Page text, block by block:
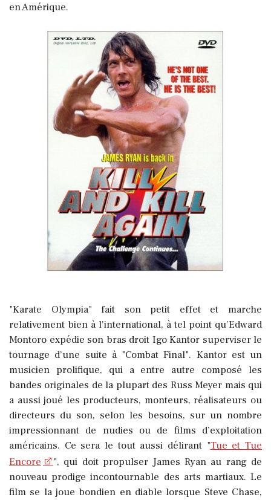
en Amérique.
"Karate Olympia" fait son petit effet et marche
relativement bien à l'international, à tel point qu’Edward
Montoro expédie son bras droit Igo Kantor superviser le
tournage d’une suite à "Combat Final". Kantor est un
musicien prolifique, qui a entre autre composé les
bandes originales de la plupart des Russ Meyer mais qui
a aussi joué les producteurs, monteurs, réalisateurs ou
directeurs du son, selon les besoins, sur un nombre
impressionnant de nudies ou de films d’exploitation
américains. Ce sera le tout aussi délirant "Tue et Tue
Encore
", qui doit propulser James Ryan au rang de
nouveau prodige incontournable des arts martiaux. Le
film se la joue bondien en diable lorsque Steve Chase,